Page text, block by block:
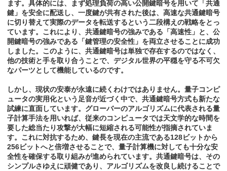
ます。具体的には、まず処理負荷の高い公開鍵暗号を用いて「共通
鍵」を安全に配送し、一度鍵が共有された後は、高速な共通鍵暗号
に切り替えて実際のデータを転送するという二段構えの戦略をとっ
ています。これにより、共通鍵暗号の強みである「高速性」と、公
開鍵暗号の強みである「鍵管理の安全性」を両立させることに成功
しました。このように、共通鍵暗号は単独で存在するのではなく、
他の技術と手を取り合うことで、デジタル世界の平穏を守る不可欠
なパーツとして機能しているのです。
しかし、現状の安泰が永遠に続くわけではありません。量子コンピ
ュータの実用化という足音が近づく中で、共通鍵暗号方式も新たな
試練に直面しています。グローバーのアルゴリズムに代表される量
子計算手法を用いれば、従来のコンピュータでは天文学的な時間を
要した総当たり攻撃が大幅に短縮される可能性が指摘されていま
す。これに対抗するため、鍵長を現在の主流である128ビットから
256ビットへと倍増させることで、量子計算機に対しても十分な安
全性を確保する取り組みが進められています。共通鍵暗号は、その
シンプルさゆえに頑健であり、アルゴリズムを改良し続けることで